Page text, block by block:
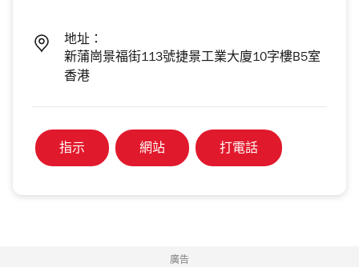
地址：
新蒲崗景福街113號捷景工業大廈10字樓B5室
香港
指示 網站 打電話
廣告